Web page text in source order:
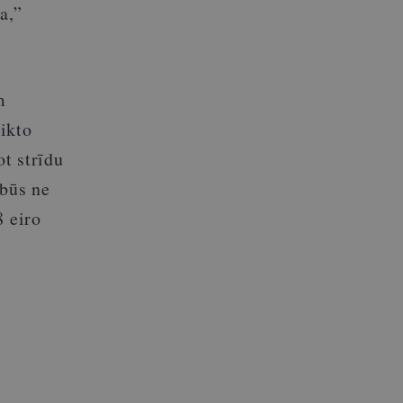
strīdu
ne
eiro